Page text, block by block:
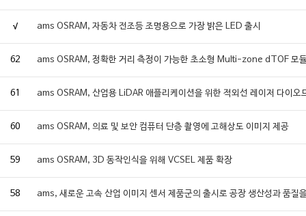
√ ams OSRAM, 자동차 전조등 조명용으로 가장 밝은 LED 출시
62 ams OSRAM, 정확한 거리 측정이 가능한 초소형 Multi-zone dTOF 모
61 ams OSRAM, 산업용 LiDAR 애플리케이션을 위한 적외선 레이저 다이오
60 ams OSRAM, 의료 및 보안 컴퓨터 단층 촬영에 고해상도 이미지 제공
59 ams OSRAM, 3D 동작인식을 위해 VCSEL 제품 확장
58 ams, 새로운 고속 산업 이미지 센서 제품군의 출시로 공장 생산성과 품질